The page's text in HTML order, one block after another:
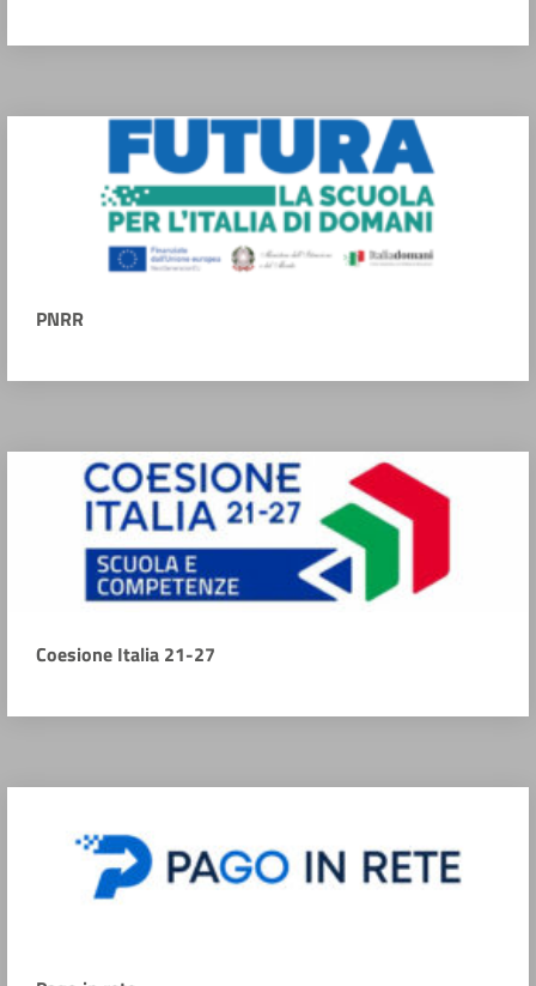
PNRR
Coesione Italia 21-27